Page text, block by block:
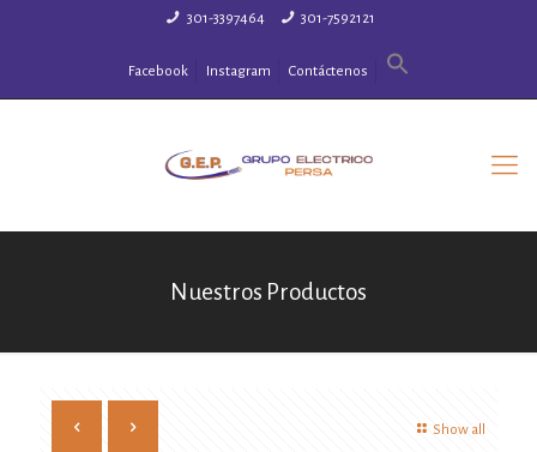
301-3397464 301-7592121
Facebook Instagram Contáctenos
Nuestros Productos
Show all